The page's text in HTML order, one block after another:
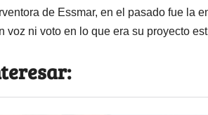
de Essmar, en el pasado fue la
voz ni voto en lo que era su proyecto